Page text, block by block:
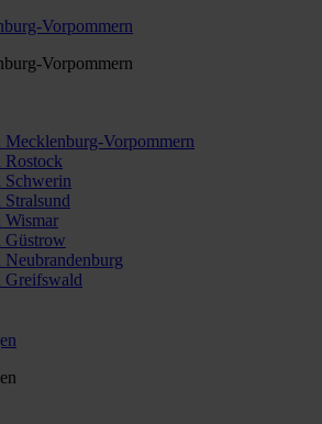
Vorpommern
Vorpommern
Vorpommern
Rostock
Schwerin
Wismar
Güstrow
Greifswald